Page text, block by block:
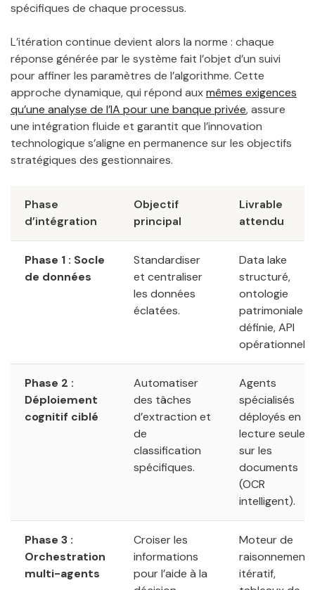
spécifiques de chaque processus.
L’itération continue devient alors la norme : chaque
réponse générée par le système fait l’objet d’un suivi
pour affiner les paramètres de l’algorithme. Cette
approche dynamique, qui répond auxmêmes exigences
qu’une analyse de l’IA pour une banque privée, assure
une intégration fluide et garantit que l’innovation
technologique s’aligne en permanence sur les objectifs
stratégiques des gestionnaires.
Phase
d’intégration
Objectif
principal
Livrable
attendu
Phase 1 : Socle
de données
Standardiser
et centraliser
les données
éclatées.
Data lake
structuré,
ontologie
patrimoniale
définie, API
Phase 2 :
Déploiement
cognitif ciblé
Automatiser
des tâches
d’extraction et
de
classification
spécifiques.
Agents
spécialisés
déployés en
lecture seule
sur les
documents
(OCR
intelligent).
Phase 3 :
Orchestration
multi-agents
Croiser les
informations
pour l’aide à la
Moteur de
raisonnement
itératif,